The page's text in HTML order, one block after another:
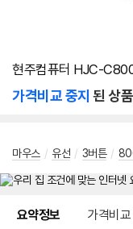
현주컴퓨터 HJC-
가격비교 중지 된 상
마우스 / 유선 / 3버튼 /
요약정보 가격비교